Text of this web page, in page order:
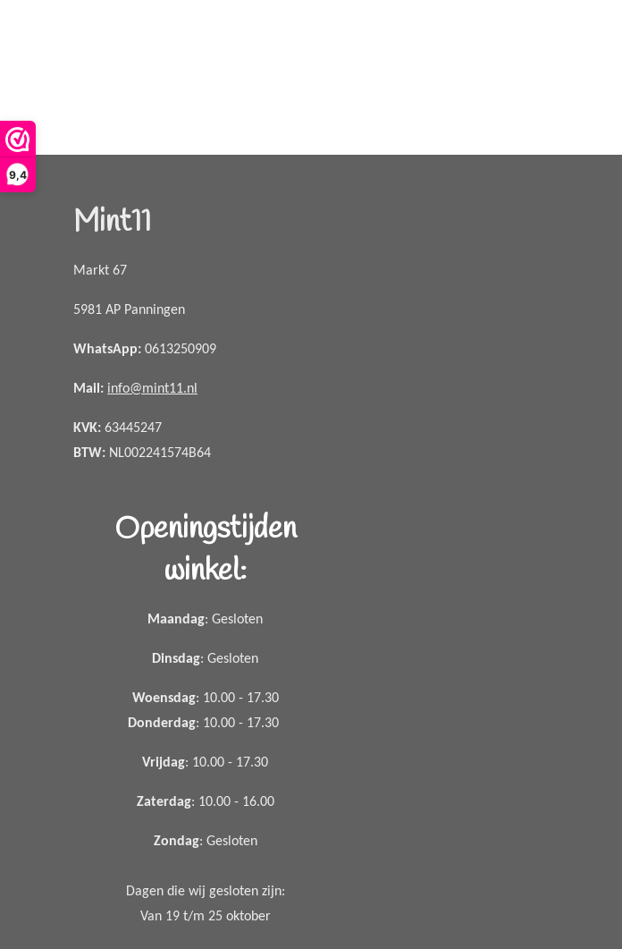
9,4
Mint11
Markt 67
5981 AP Panningen
WhatsApp: 0613250909
Mail: info@mint11.nl
KVK: 63445247
BTW: NL002241574B64
Openingstijden
winkel:
Maandag: Gesloten
Dinsdag: Gesloten
Woensdag: 10.00 - 17.30
Donderdag: 10.00 - 17.30
Vrijdag: 10.00 - 17.30
Zaterdag: 10.00 - 16.00
Zondag: Gesloten
Dagen die wij gesloten zijn:
Van 19 t/m 25 oktober